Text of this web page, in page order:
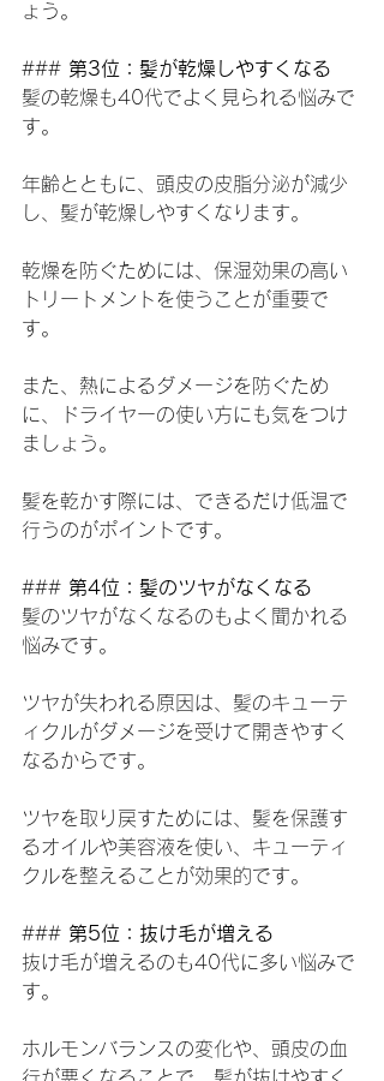
ょう。
### 第3位：髪が乾燥しやすくなる
髪の乾燥も40代でよく見られる悩みで
す。
年齢とともに、頭皮の皮脂分泌が減少
し、髪が乾燥しやすくなります。
乾燥を防ぐためには、保湿効果の高い
トリートメントを使うことが重要で
す。
また、熱によるダメージを防ぐため
に、ドライヤーの使い方にも気をつけ
ましょう。
髪を乾かす際には、できるだけ低温で
行うのがポイントです。
### 第4位：髪のツヤがなくなる
髪のツヤがなくなるのもよく聞かれる
悩みです。
ツヤが失われる原因は、髪のキューテ
ィクルがダメージを受けて開きやすく
なるからです。
ツヤを取り戻すためには、髪を保護す
るオイルや美容液を使い、キューティ
クルを整えることが効果的です。
### 第5位：抜け毛が増える
抜け毛が増えるのも40代に多い悩みで
す。
ホルモンバランスの変化や、頭皮の血